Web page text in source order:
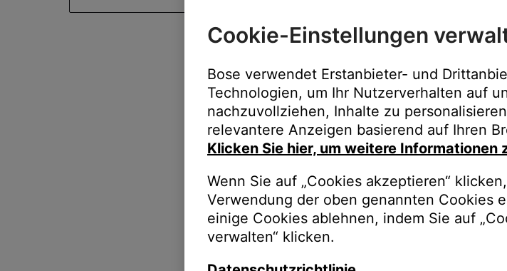
Cookie-Einstellungen
Bose verwendet Erstanbieter- und
Technologien, um Ihr Nutzerverhalten auf
nachzuvollziehen, Inhalte zu
relevantere Anzeigen basierend auf Ihren
Klicken Sie hier, um weitere Informationen
Wenn Sie auf „Cookies akzeptieren“
Verwendung der oben genannten Cookies
einige Cookies ablehnen, indem Sie auf
verwalten“ klicken.